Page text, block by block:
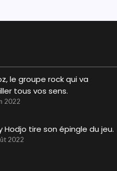
le groupe rock qui va
tous vos sens.
2022
Hodjo tire son épingle du jeu.
2022